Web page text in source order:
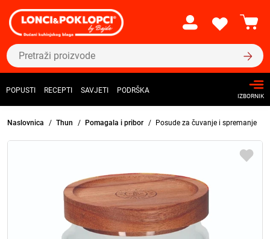
POPUSTI RECEPTI SAVJETI PODRŠKA
IZBORNIK
Naslovnica Thun Pomagala i pribor Posude za čuvanje i spremanje